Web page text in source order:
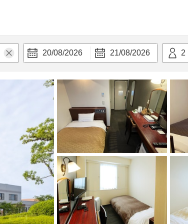
20/08/2026 21/08/2026 2
nghi